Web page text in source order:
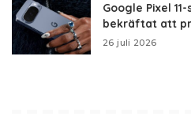
Google Pixel
bekräftat att
26 juli 2026